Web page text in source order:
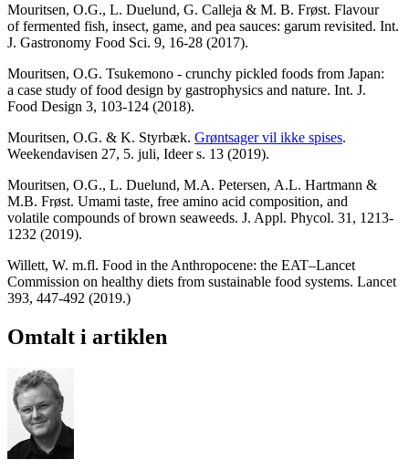
Mouritsen, O.G., L. Duelund, G. Calleja & M. B. Frøst. Flavour
of fermented fish, insect, game, and pea sauces: garum revisited. Int.
J. Gastronomy Food Sci. 9, 16-28 (2017).
Mouritsen, O.G. Tsukemono - crunchy pickled foods from Japan:
a case study of food design by gastrophysics and nature. Int. J.
Food Design 3, 103-124 (2018).
Mouritsen, O.G. & K. Styrbæk. Grøntsager vil ikke spises.
Weekendavisen 27, 5. juli, Ideer s. 13 (2019).
Mouritsen, O.G., L. Duelund, M.A. Petersen, A.L. Hartmann &
M.B. Frøst. Umami taste, free amino acid composition, and
volatile compounds of brown seaweeds. J. Appl. Phycol. 31, 1213-
1232 (2019).
Willett, W. m.fl. Food in the Anthropocene: the EAT–Lancet
Commission on healthy diets from sustainable food systems. Lancet
393, 447-492 (2019.)
Omtalt i artiklen